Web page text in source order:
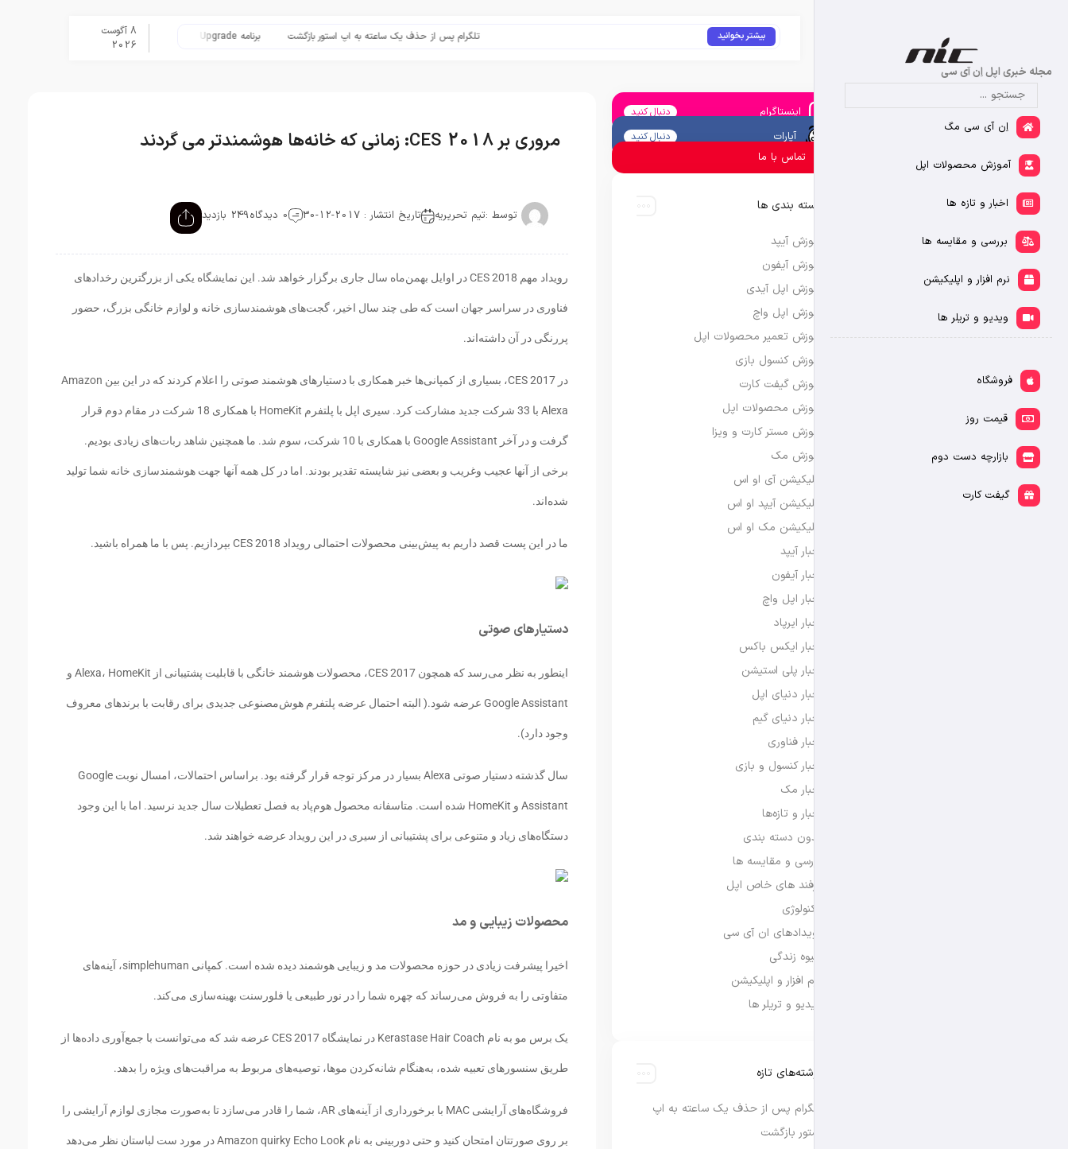
مجله خبری اپل اِن آی سی
اِن آی سی مگ
آموزش محصولات اپل
اخبار و تازه ها
بررسی و مقایسه ها
نرم افزار و اپلیکیشن
ویدیو و تریلر ها
فروشگاه
قیمت روز
بازارچه دست دوم
گیفت کارت
بیشتر بخوانید تلگرام پس از حذف یک ساعته به اپ استور بازگشت برنامه Apple Upgrade معرفی شد؛ شرایط اپل برای اجاره آیفون، آیپد، مک و اپل واچ
8 آگوست
2026
مروری بر CES 2018: زمانی که خانه‌ها هوشمند‌تر می گردند
توسط :تیم تحریریه تاریخ انتشار : 2017-12-30 0 دیدگاه 249 بازدید
رویداد مهم CES 2018 در اوایل بهمن‌ماه سال جاری برگزار خواهد شد. این نمایشگاه یکی از بزرگترین رخداد‌های
فناوری در سراسر جهان است که طی چند سال اخیر، گجت‌های هوشمند‌سازی خانه و لوازم‌ خانگی بزرگ، حضور
پررنگی در آن داشته‌اند.
در CES 2017، بسیاری از کمپانی‌ها خبر همکاری با دستیار‌های هوشمند صوتی را اعلام کردند که در این بین Amazon
Alexa با 33 شرکت جدید مشارکت کرد. سیری اپل با پلتفرم HomeKit با همکاری 18 شرکت در مقام دوم قرار
گرفت و در آخر Google Assistant با همکاری با 10 شرکت، سوم شد. ما همچنین شاهد ربات‌های زیادی بودیم.
برخی از آنها عجیب وغریب و بعضی نیز شایسته تقدیر بودند. اما در کل همه آنها جهت هوشمند‌سازی خانه شما تولید
شده‌اند.
ما در این پست قصد داریم به پیش‌بینی محصولات احتمالی رویداد CES 2018 بپردازیم. پس با ما همراه باشید.
دستیار‌های صوتی
اینطور به نظر می‌رسد که همچون CES 2017، محصولات هوشمند خانگی با قابلیت پشتیبانی از Alexa، HomeKit و
Google Assistant عرضه شود.( البته احتمال عرضه پلتفرم هوش‌مصنوعی جدیدی برای رقابت با برند‌های معروف
وجود دارد).
سال گذشته دستیار صوتی Alexa بسیار در مرکز توجه قرار گرفته بود. براساس احتمالات، امسال نوبت Google
Assistant و HomeKit شده است. متاسفانه محصول هوم‌پاد به فصل تعطیلات سال جدید نرسید. اما با این وجود
دستگاه‌های زیاد و متنوعی برای پشتیبانی از سیری در این رویداد عرضه خواهند شد.
محصولات زیبایی و مد
اخیرا پیشرفت زیادی در حوزه محصولات مد و زیبایی هوشمند دیده شده است. کمپانی simplehuman، آینه‌های
متفاوتی را به‌ فروش می‌رساند که چهره‌ شما را در نور طبیعی یا فلورسنت بهینه‌سازی می‌کند.
یک برس مو به‌ نام Kerastase Hair Coach در نمایشگاه CES 2017 عرضه شد که می‌توانست با جمع‌آوری داده‌ها از
طریق سنسور‌های تعبیه شده، به‌هنگام شانه‌کردن موها، توصیه‌های مربوط به مراقبت‌های ویژه را بدهد.
فروشگاه‌های آرایشی MAC با برخورداری از آینه‌های AR، شما را قادر می‌سازد تا به‌صورت مجازی لوازم آرایشی را
بر روی صورتتان امتحان کنید و حتی دوربینی به نام Amazon quirky Echo Look در مورد ست لباستان نظر می‌دهد
اینستاگرام دنبال کنید
آپارات دنبال کنید
تماس با ما
دسته بندی ها
آموزش آیپد
آموزش آیفون
آموزش اپل آیدی
آموزش اپل واچ
آموزش تعمیر محصولات اپل
آموزش کنسول بازی
آموزش گیفت کارت
آموزش محصولات اپل
آموزش مستر کارت و ویزا
آموزش مک
اپلیکیشن آی او اس
اپلیکیشن آیپد او اس
اپلیکیشن مک او اس
اخبار آیپد
اخبار آیفون
اخبار اپل واچ
اخبار ایرپاد
اخبار ایکس باکس
اخبار پلی استیشن
اخبار دنیای اپل
اخبار دنیای گیم
اخبار فناوری
اخبار کنسول و بازی
اخبار مک
اخبار و تازه‌ها
بدون دسته بندی
بررسی و مقایسه ها
ترفند های خاص اپل
تکنولوژی
رویدادهای ان آی سی
شیوه زندگی
نرم افزار و اپلیکیشن
ویدیو و تریلر ها
نوشته‌های تازه
تلگرام پس از حذف یک ساعته به اپ
استور بازگشت